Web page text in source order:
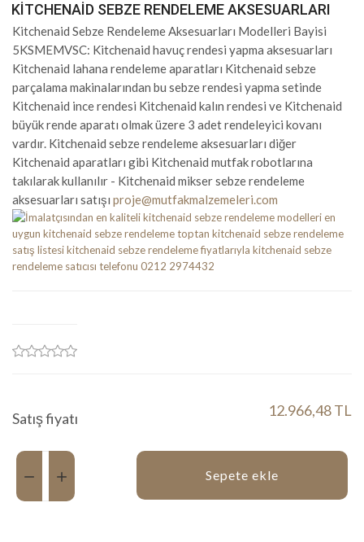
KITCHENAID SEBZE RENDELEME AKSESUARLARI
Kitchenaid Sebze Rendeleme Aksesuarları Modelleri Bayisi
5KSMEMVSC: Kitchenaid havuç rendesi yapma aksesuarları
Kitchenaid lahana rendeleme aparatları Kitchenaid sebze
parçalama makinalarından bu sebze rendesi yapma setinde
Kitchenaid ince rendesi Kitchenaid kalın rendesi ve Kitchenaid
büyük rende aparatı olmak üzere 3 adet rendeleyici kovanı
vardır. Kitchenaid sebze rendeleme aksesuarları diğer
Kitchenaid aparatları gibi Kitchenaid mutfak robotlarına
takılarak kullanılır - Kitchenaid mikser sebze rendeleme
aksesuarları satışı proje@mutfakmalzemeleri.com
Satış fiyatı 12.966,48 TL
Miktar:
Sepete ekle